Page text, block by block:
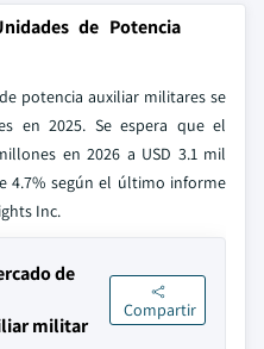
de Potencia
potencia auxiliar militares se
en 2025. Se espera que el
en 2026 a USD 3.1 mil
4.7% según el último informe
Inc.
de
militar
Compartir